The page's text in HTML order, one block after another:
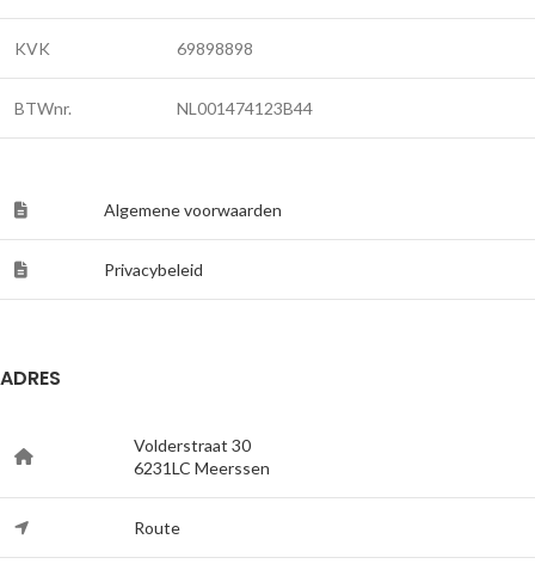
KVK 69898898
BTWnr. NL001474123B44
Algemene voorwaarden
Privacybeleid
ADRES
Volderstraat 30
6231LC Meerssen
Route